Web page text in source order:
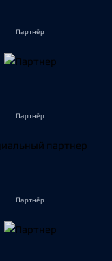
Партнёр
Партнёр
Партнёр